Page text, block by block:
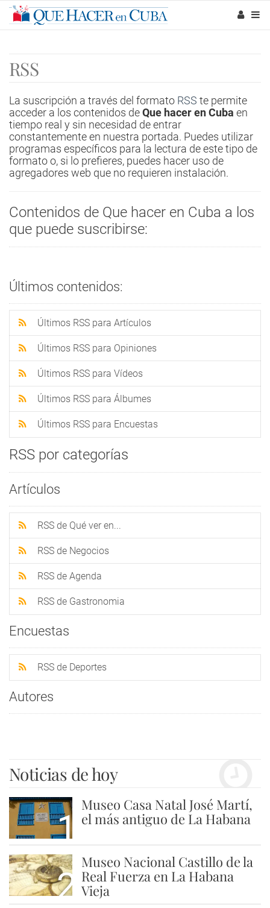
RSS
La suscripción a través del formato RSS te permite
acceder a los contenidos deQue hacer en Cuba en
tiempo real y sin necesidad de entrar
constantemente en nuestra portada. Puedes utilizar
programas específicos para la lectura de este tipo de
formato o, si lo prefieres, puedes hacer uso de
agregadores web que no requieren instalación.
Contenidos de Que hacer en Cuba a los
que puede suscribirse:
Últimos contenidos:
Últimos RSS para Artículos
Últimos RSS para Opiniones
Últimos RSS para Vídeos
Últimos RSS para Álbumes
Últimos RSS para Encuestas
RSS por categorías
Artículos
RSS de Qué ver en...
RSS de Negocios
RSS de Agenda
RSS de Gastronomia
Encuestas
RSS de Deportes
Autores
Noticias de hoy
1
Museo Casa Natal José Martí,
el más antiguo de La Habana
2
Museo Nacional Castillo de la
Real Fuerza en La Habana
Vieja